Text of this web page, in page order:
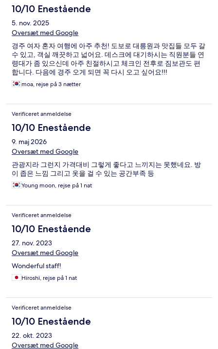
10/10 Enestående
5. nov. 2025
Oversæt med Google
경주 여자 혼자 여행에 아주 추천! 도보로 대릉원과 맛집들 모두 갈
수 있고, 객실 깨끗하고 넓어요. 데스크에 대기하시는 직원분들 연
령대가 좀 있으신데 아주 친절하시고 체크인 전후로 짐보관도 편
합니다. 다음에 경주 오게 되면 꼭 다시 오고 싶어요!!!
moa, rejse på 3 nætter
Verificeret anmeldelse
10/10 Enestående
9. maj 2026
Oversæt med Google
관광지라 그런지 가격대비 그렇게 좋다고 느끼지는 못했네요. 방
이 좁은 느낌 그리고 옷을 걸 수 있는 공간부족 등
Young moon, rejse på 1 nat
Verificeret anmeldelse
10/10 Enestående
27. nov. 2023
Oversæt med Google
Wonderful staff!
Hiroshi, rejse på 1 nat
Verificeret anmeldelse
10/10 Enestående
22. okt. 2023
Oversæt med Google